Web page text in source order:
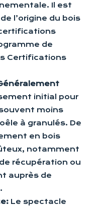
Il est
l’origine du bois
de
Certifications
initial pour
moins
à granulés. De
en bois
notamment
récupération ou
auprès de
Le spectacle